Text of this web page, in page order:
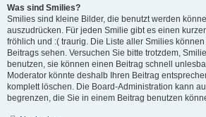
Was sind Smilies?
Smilies sind kleine Bilder, die benutzt werden
auszudrücken. Für jeden Smilie gibt es einen
fröhlich und :( traurig. Die Liste aller Smilies
Beitrags sehen. Versuchen Sie bitte trotzdem,
benutzen, sie können einen Beitrag schnell
Moderator könnte deshalb Ihren Beitrag
komplett löschen. Die Board-Administration kann
begrenzen, die Sie in einem Beitrag benutzen